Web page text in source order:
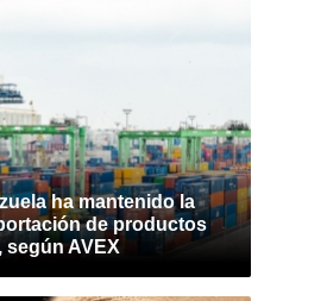
ha mantenido la
de productos
según AVEX